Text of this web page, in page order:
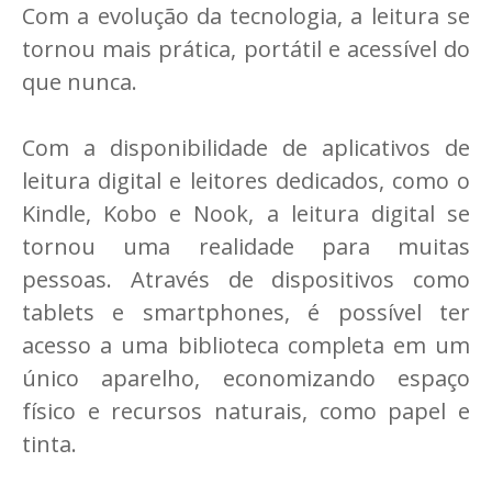
Com a evolução da tecnologia, a leitura se
tornou mais prática, portátil e acessível do
que nunca.
Com a disponibilidade de aplicativos de
leitura digital e leitores dedicados, como o
Kindle, Kobo e Nook, a leitura digital se
tornou uma realidade para muitas
pessoas. Através de dispositivos como
tablets e smartphones, é possível ter
acesso a uma biblioteca completa em um
único aparelho, economizando espaço
físico e recursos naturais, como papel e
tinta.